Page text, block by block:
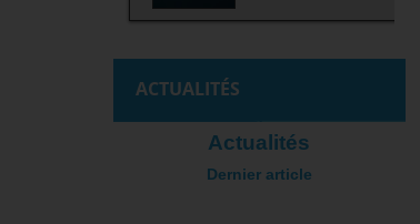
ACTUALITÉS
Actualités
Dernier article